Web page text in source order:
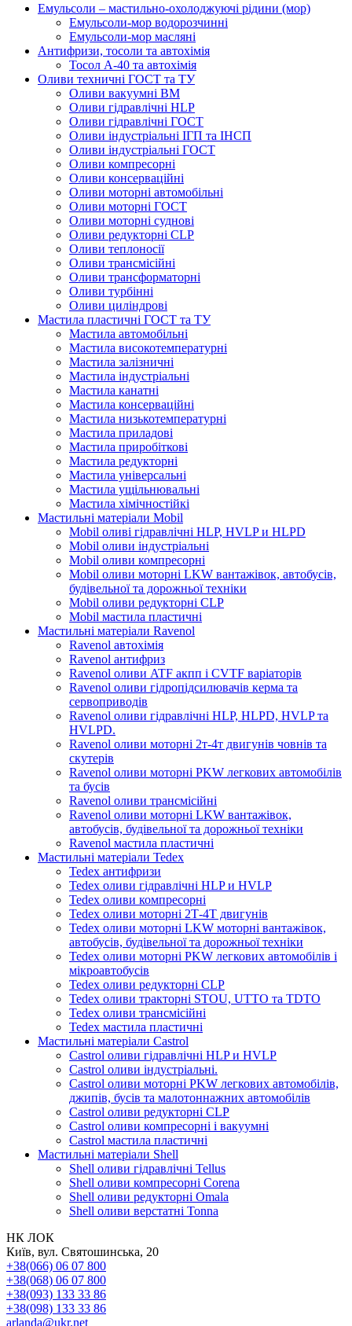
Емульсоли – мастильно-охолоджуючі рідини (мор)
Емульсоли-мор водорозчинні
Емульсоли-мор масляні
Антифризи, тосоли та автохімія
Тосол А-40 та автохімія
Оливи техничні ГОСТ та ТУ
Оливи вакуумні ВМ
Оливи гідравлічні HLP
Оливи гідравлічні ГОСТ
Оливи індустріальні ІГП та ІНСП
Оливи індустріальні ГОСТ
Оливи компресорні
Оливи консерваційні
Оливи моторні автомобільні
Оливи моторні ГОСТ
Оливи моторні суднові
Оливи редукторні CLP
Оливи теплоносії
Оливи трансмісійні
Оливи трансформаторні
Оливи турбінні
Оливи циліндрові
Мастила пластичні ГОСТ та ТУ
Мастила автомобільні
Мастила високотемпературні
Мастила залізничні
Мастила індустріальні
Мастила канатні
Мастила консерваційні
Мастила низькотемпературні
Мастила приладові
Мастила приробіткові
Мастила редукторні
Мастила універсальні
Мастила ущільнювальні
Мастила хімічностійкі
Мастильні матеріали Mobil
Mobil оливі гідравлічні HLP, HVLP и HLPD
Mobil оливи індустріальні
Mobil оливи компресорні
Mobil оливи моторні LKW вантажівок, автобусів,
будівельної та дорожньої техніки
Mobil оливи редукторні CLP
Mobil мастила пластичні
Мастильні матеріали Ravenol
Ravenol автохімія
Ravenol антифриз
Ravenol оливи ATF акпп і CVTF варіаторів
Ravenol оливи гідропідсилювачів керма та
сервоприводів
Ravenol оливи гідравлічні HLP, HLPD, HVLP та
HVLPD.
Ravenol оливи моторні 2т-4т двигунів човнів та
скутерів
Ravenol оливи моторні PKW легкових автомобілів
та бусів
Ravenol оливи трансмісійні
Ravenol оливи моторні LKW вантажівок,
автобусів, будівельної та дорожньої техніки
Ravenol мастила пластичні
Мастильні матеріали Tedex
Tedex антифризи
Tedex оливи гідравлічні HLP и HVLP
Tedex оливи компресорні
Tedex оливи моторні 2Т-4Т двигунів
Tedex оливи моторні LKW моторні вантажівок,
автобусів, будівельної та дорожньої техніки
Tedex оливи моторні PKW легкових автомобілів і
мікроавтобусів
Tedex оливи редукторні CLP
Tedex оливи тракторні STOU, UTTO та TDTO
Tedex оливи трансмісійні
Tedex мастила пластичні
Мастильні матеріали Castrol
Castrol оливи гідравлічні HLP и HVLP
Castrol оливи індустріальні.
Castrol оливи моторні PKW легкових автомобілів,
джипів, бусів та малотоннажних автомобілів
Castrol оливи редукторні CLP
Castrol оливи компресорні і вакуумні
Castrol мастила пластичні
Мастильні матеріали Shell
Shell оливи гідравлічні Tellus
Shell оливи компресорні Corena
Shell оливи редукторні Omala
Shell оливи верстатні Tonna
НК ЛОК
Київ, вул. Святошинська, 20
+38(066) 06 07 800
+38(068) 06 07 800
+38(093) 133 33 86
+38(098) 133 33 86
arlanda@ukr.net